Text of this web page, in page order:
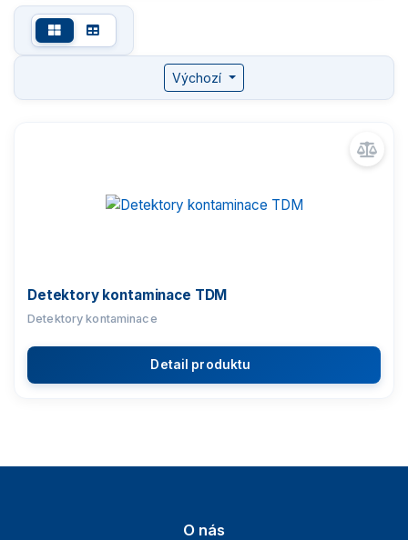
Kalibrace pipet
Komparátory hmotnosti
Váhy s certifikací ATEX
Etiketující dynamické váhy
Výchozí
Detektory kontaminace TDM
Detektory kontaminace
Detail produktu
O nás